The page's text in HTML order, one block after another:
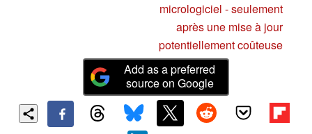
micrologiciel - seulement
après une mise à jour
potentiellement coûteuse
Add as a preferred
source on Google